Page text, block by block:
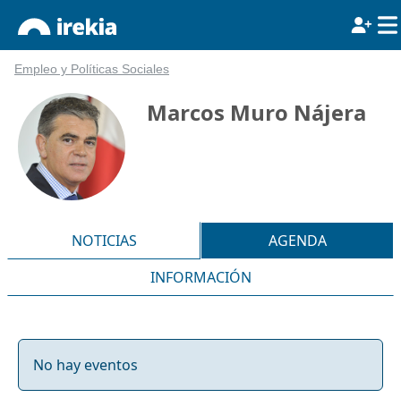
Empleo y Políticas Sociales
Marcos Muro Nájera
NOTICIAS
AGENDA
INFORMACIÓN
No hay eventos